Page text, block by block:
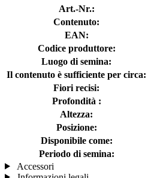
Art.-Nr.:
Contenuto:
EAN:
Codice produttore:
Luogo di semina:
Il contenuto è sufficiente per circa:
Fiori recisi:
Profondità :
Altezza:
Posizione:
Disponibile come:
Periodo di semina:
Accessori